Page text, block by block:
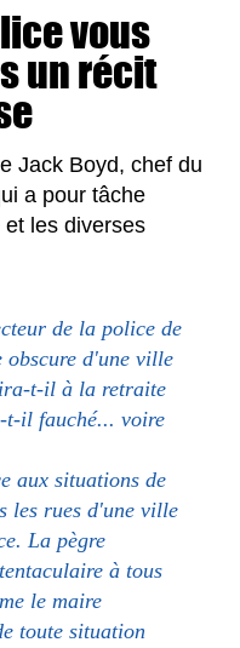
vous
un récit
Jack Boyd, chef du
a pour tâche
les diverses
de la police de
obscure d'une ville
t-il à la retraite
t-il fauché... voire
aux situations de
les rues d'une ville
La pègre
à tous
le maire
toute situation